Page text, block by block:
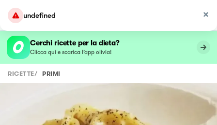
undefined
Cerchi ricette per la dieta?
Clicca qui e scarica l’app olivia!
RICETTE/ PRIMI